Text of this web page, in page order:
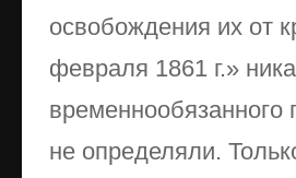
освобождения их от
февраля 1861 г.»
временнообязанного
не определяли.